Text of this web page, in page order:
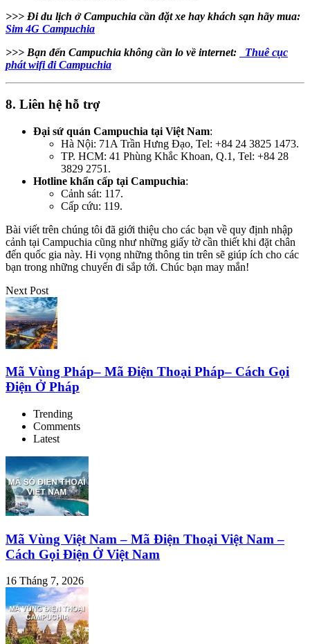
>>> Đi du lịch ở Campuchia cần đặt xe hay khách sạn hãy mua:
Sim 4G Campuchia
>>> Bạn đến Campuchia không cần lo về internet:
Thuê cục
phát wifi đi Campuchia
8. Liên hệ hỗ trợ
Đại sứ quán Campuchia tại Việt Nam:
Hà Nội: 71A Trần Hưng Đạo, Tel: +84 24 3825 1473.
TP. HCM: 41 Phùng Khắc Khoan, Q.1, Tel: +84 28
3829 2751.
Hotline khẩn cấp tại Campuchia:
Cảnh sát: 117.
Cấp cứu: 119.
Bài viết trên chúng tôi đã giới thiệu cho các bạn về quy định nhập
cảnh tại Campuchia cũng như những giấy tờ cần thiết khi đặt chân
đến quốc gia này. Hi vọng những thông tin trên sẽ giúp ích cho các
bạn trong những chuyến đi sắp tới. Chúc bạn may mắn!
Next Post
Mã Vùng Pháp– Mã Điện Thoại Pháp– Cách Gọi
Điện Ở Pháp
Trending
Comments
Latest
Mã Vùng Việt Nam – Mã Điện Thoại Việt Nam –
Cách Gọi Điện Ở Việt Nam
16 Tháng 7, 2026